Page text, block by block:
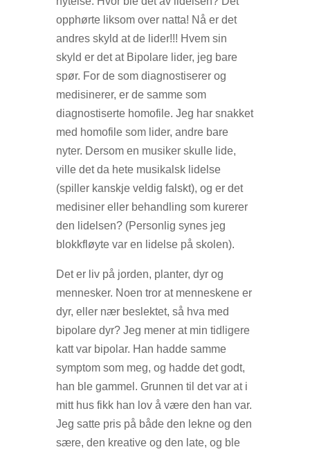
opphørte liksom over natta! Nå er det
andres skyld at de lider!!! Hvem sin
skyld er det at Bipolare lider, jeg bare
spør. For de som diagnostiserer og
medisinerer, er de samme som
diagnostiserte homofile. Jeg har snakket
med homofile som lider, andre bare
nyter. Dersom en musiker skulle lide,
ville det da hete musikalsk lidelse
(spiller kanskje veldig falskt), og er det
medisiner eller behandling som kurerer
den lidelsen? (Personlig synes jeg
blokkfløyte var en lidelse på skolen).
Det er liv på jorden, planter, dyr og
mennesker. Noen tror at menneskene er
dyr, eller nær beslektet, så hva med
bipolare dyr? Jeg mener at min tidligere
katt var bipolar. Han hadde samme
symptom som meg, og hadde det godt,
han ble gammel. Grunnen til det var at i
mitt hus fikk han lov å være den han var.
Jeg satte pris på både den lekne og den
sære, den kreative og den late, og ble